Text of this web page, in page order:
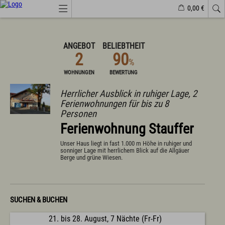
0,00 €
Veranstaltungen Wetter Markt Wertach
Natürlich(er)leben
Veranstaltungen
Wandern
Familiendorf
Sport und Freizeit
Gesundheit / Wellness
Branchenbuch/Marktplatz
Urlaub auf dem Bauernhof
Familienferien Allgäuhaus
Herrlicher Ausblick in ruhiger Lage, 2
Ferienwohnungen für bis zu 8
Personen
Ferienwohnung Stauffer
Unser Haus liegt in fast 1.000 m Höhe in ruhiger und
sonniger Lage mit herrlichem Blick auf die Allgäuer
Berge und grüne Wiesen.
ANGEBOT
2
WOHNUNGEN
BELIEBTHEIT
90%
BEWERTUNG
SUCHEN & BUCHEN
21. bis 28. August, 7 Nächte (Fr-Fr)